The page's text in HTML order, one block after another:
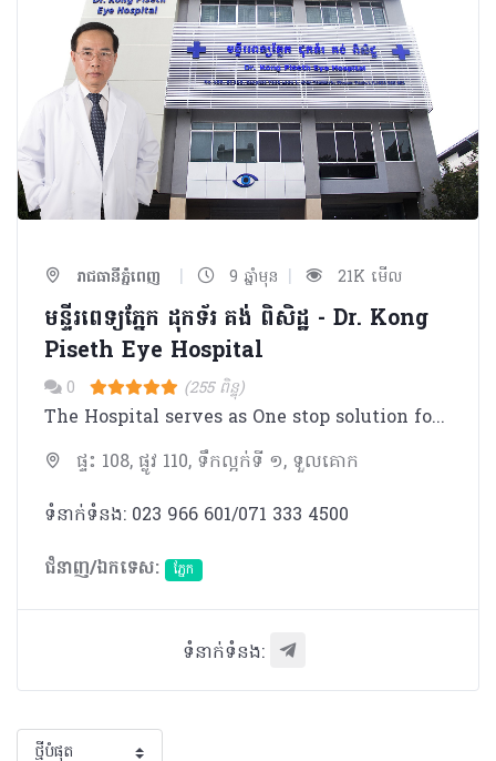
រាជធានីភ្នំពេញ | 9 ឆ្នាំមុន | 21K មើល
មន្ទីរពេទ្យភ្នែក ដុកទ័រ គង់ ពិសិដ្ឋ​​ - Dr. Kong
Piseth Eye Hospital
0 (255 ពិន្ទុ)
The Hospital serves as One stop solution for complete eye care with associated services like Optical, Pharmacy, Laboratary. - Observation gallery associated with Operation Theatre for viewing ongoing surgery by family members. - 1st to launch the spectacle removal procedure LASIK in Cambodia - 1st to introduce Corneal Services (Corneal Transplantation) in Cambodia - Destination for complete eye care for Cambodia & Neighbouring countries.
ផ្ទះ 108, ផ្លូវ 110, ទឹកល្អក់ទី ១, ទួលគោក
ទំនាក់ទំនង: 023 966 601/071 333 4500
ជំនាញ/ឯកទេស:
ភ្នែក​
ទំនាក់ទំនង: